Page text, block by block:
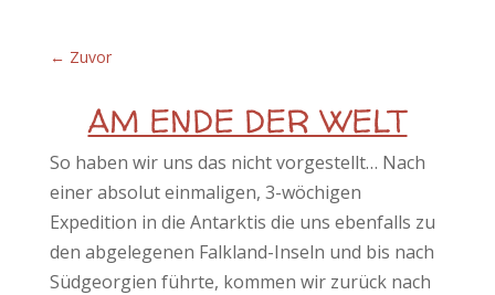
← Zuvor
AM ENDE DER WELT
So haben wir uns das nicht vorgestellt… Nach
einer absolut einmaligen, 3-wöchigen
Expedition in die Antarktis die uns ebenfalls zu
den abgelegenen Falkland-Inseln und bis nach
Südgeorgien führte, kommen wir zurück nach